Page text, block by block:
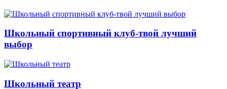
Школьный спортивный клуб-твой лучший
выбор
Школьный театр